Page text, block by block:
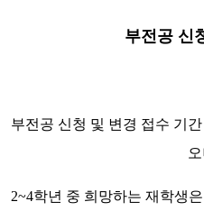
부전공 신
부전공 신청 및 변경 접수 기
오
2~4학년 중 희망하는 재학생